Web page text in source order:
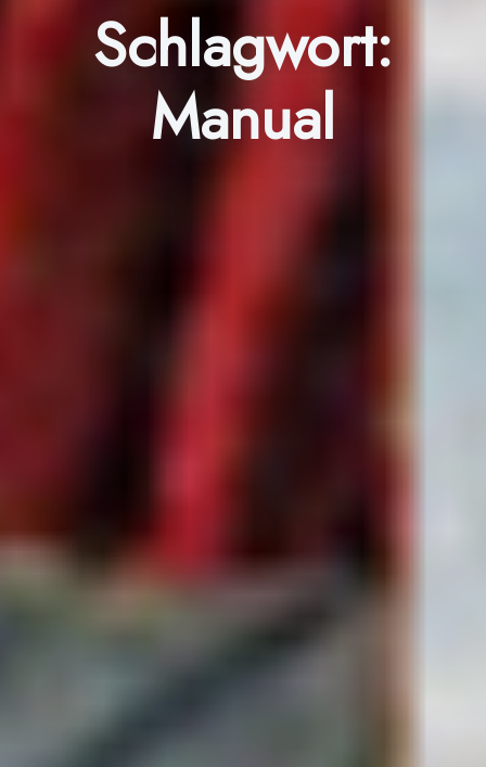
Schlagwort:
Manual